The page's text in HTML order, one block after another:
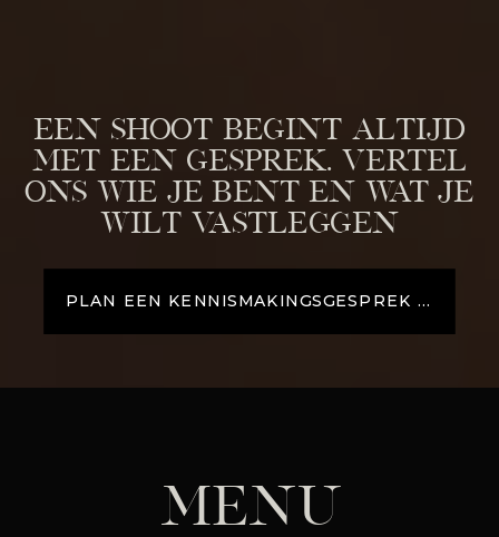
PLAN EEN KENNISMAKINGSGESPREK →
Een shoot begint altijd
met een gesprek. Vertel
ons wie je bent en wat je
wilt vastleggen
MENU